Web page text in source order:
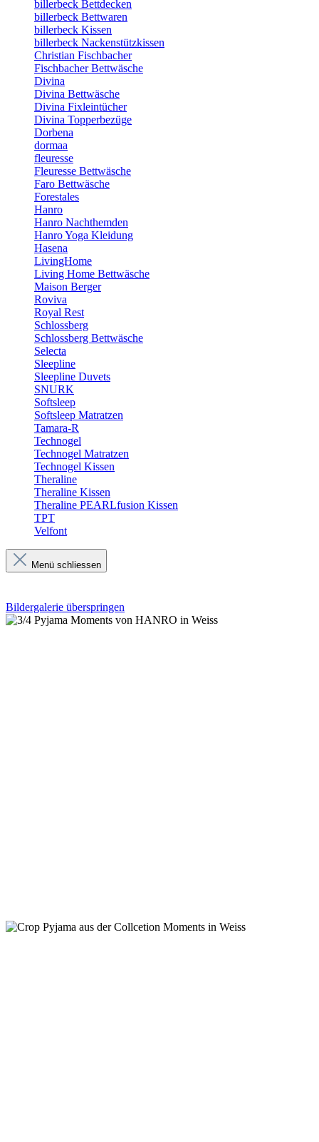
billerbeck Bettdecken
billerbeck Bettwaren
billerbeck Kissen
billerbeck Nackenstützkissen
Christian Fischbacher
Fischbacher Bettwäsche
Divina
Divina Bettwäsche
Divina Fixleintücher
Divina Topperbezüge
Dorbena
dormaa
fleuresse
Fleuresse Bettwäsche
Faro Bettwäsche
Forestales
Hanro
Hanro Nachthemden
Hanro Yoga Kleidung
Hasena
LivingHome
Living Home Bettwäsche
Maison Berger
Roviva
Royal Rest
Schlossberg
Schlossberg Bettwäsche
Selecta
Sleepline
Sleepline Duvets
SNURK
Softsleep
Softsleep Matratzen
Tamara-R
Technogel
Technogel Matratzen
Technogel Kissen
Theraline
Theraline Kissen
Theraline PEARLfusion Kissen
TPT
Velfont
Menü schliessen
Bildergalerie überspringen